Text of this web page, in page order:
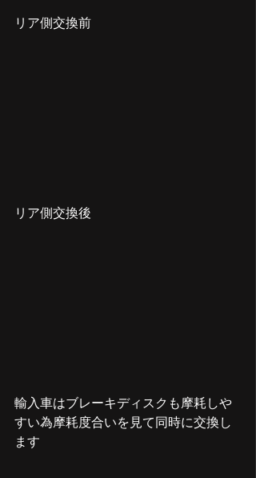
リア側交換前
リア側交換後
輸入車はブレーキディスクも摩耗しや
すい為摩耗度合いを見て同時に交換し
ます